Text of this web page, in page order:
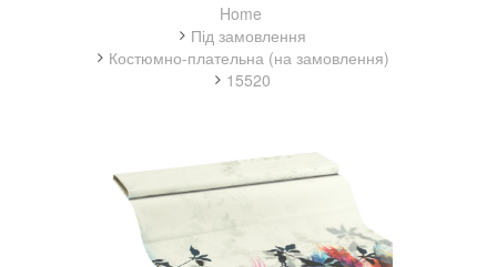
Home
під замовлення
костюмно-плательна (на замовлення)
15520